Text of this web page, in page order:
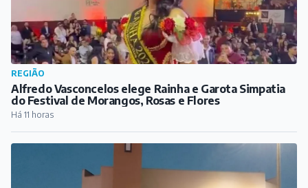
REGIÃO
Alfredo Vasconcelos elege Rainha e Garota Simpatia
do Festival de Morangos, Rosas e Flores
Há 11 horas